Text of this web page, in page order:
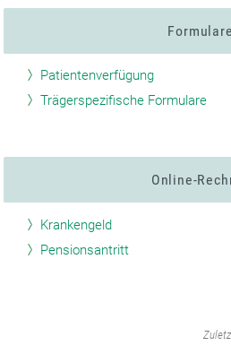
Formulare
Patientenverfügung
Trägerspezifische Formulare
Online-
Krankengeld
Pensionsantritt